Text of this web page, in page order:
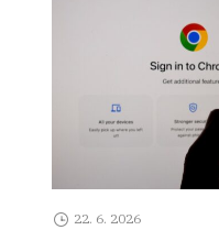
22. 6. 2026